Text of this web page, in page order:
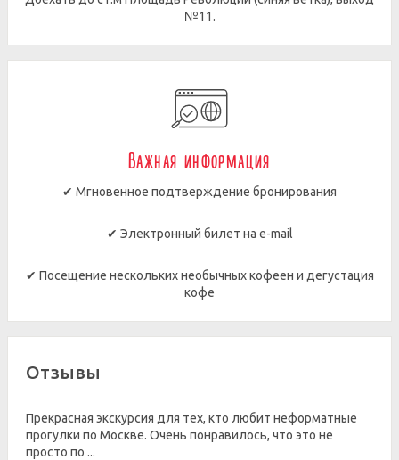
№11.
Важная информация
✔ Мгновенное подтверждение бронирования
✔ Электронный билет на e-mail
✔ Посещение нескольких необычных кофеен и дегустация
кофе
Отзывы
Прекрасная экскурсия для тех, кто любит неформатные
прогулки по Москве. Очень понравилось, что это не
просто по ...